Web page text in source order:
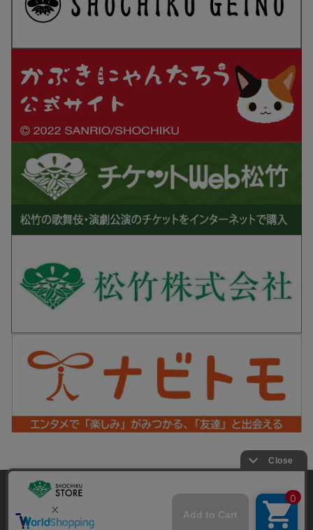
当サイトでは利用体験の向上およびコンテンツの最適な提供、ト
ラフィックの分析を目的としてCookieを使用しています。
サイトの閲覧を継続された場合、Cookieの利用に同意したことも